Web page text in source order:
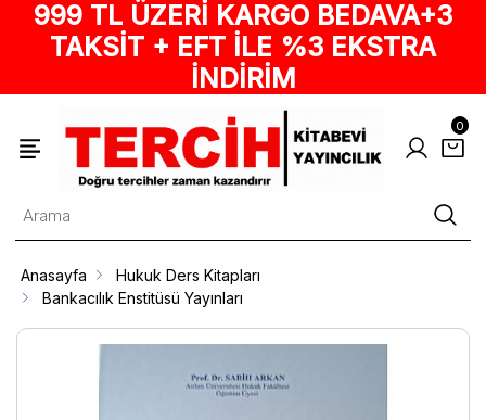
999 TL ÜZERİ KARGO BEDAVA+3
TAKSİT + EFT İLE %3 EKSTRA
İNDİRİM
0
Anasayfa
Hukuk Ders Kitapları
Bankacılık Enstitüsü Yayınları